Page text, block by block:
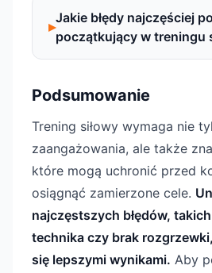
Jakie błędy najczęściej
początkujący w treningu
Podsumowanie
Trening siłowy wymaga nie
zaangażowania, ale także
które mogą uchronić przed
osiągnąć zamierzone cele.
najczęstszych błędów,
technika czy brak
się lepszymi wynikami. Aby